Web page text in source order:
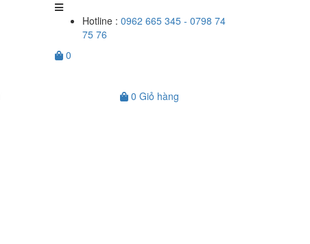
Hotline : 0962 665 345 - 0798 74
75 76
0
0 Giỏ hàng